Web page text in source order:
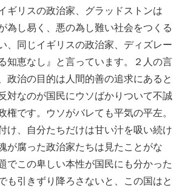
ギリスの政治家、グラッドストンは
為し易く、悪の為し難い社会をつくる
、同じイギリスの政治家、ディズレー
知恵なし』と言っています。２人の言
政治の目的は人間的善の追求にあると
対なのが国民にウソばかりついて不誠
権です。ウソがバレても平気の平左。
け、自分たちだけは甘い汁を吸い続け
が腐った政治家たちは見たことがな
でこの卑しい本性が国民にも分かった
も引きずり降ろさないと、この国はと